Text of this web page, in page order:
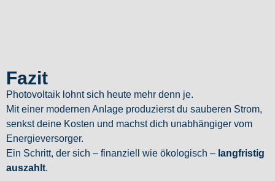
Fazit
Photovoltaik lohnt sich heute mehr denn je.
Mit einer modernen Anlage produzierst du sauberen Strom,
senkst deine Kosten und machst dich unabhängiger vom
Energieversorger.
Ein Schritt, der sich – finanziell wie ökologisch – langfristig
auszahlt.